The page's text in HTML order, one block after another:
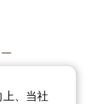
、当社